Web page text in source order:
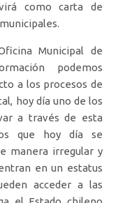
como carta de
Municipal de
podemos
a los procesos de
hoy día uno de los
a través de esta
que hoy día se
manera irregular y
en un estatus
acceder a las